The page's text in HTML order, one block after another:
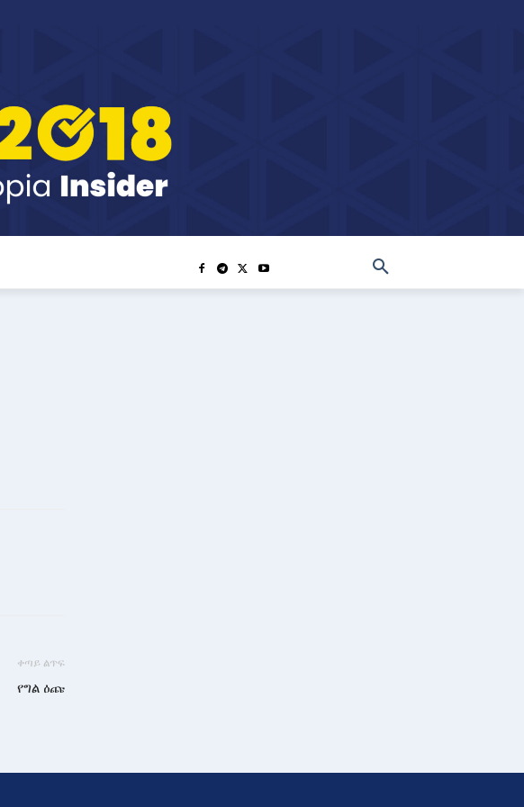
ቀጣይ ልጥፍ
የግል ዕጩ